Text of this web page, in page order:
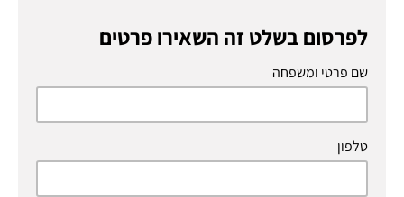
לפרסום בשלט זה השאירו פרטים
שם פרטי ומשפחה
טלפון